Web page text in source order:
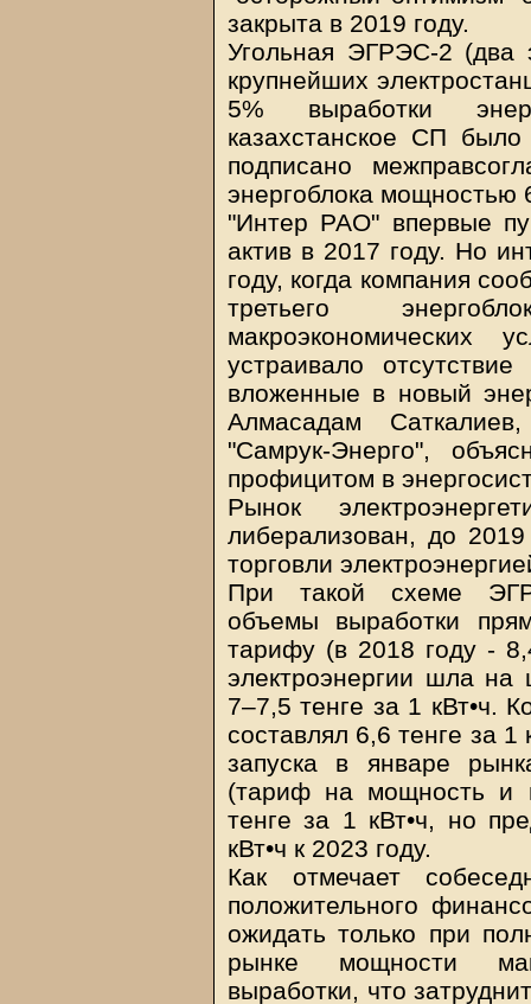
закрыта в 2019 году.
Угольная ЭГРЭС-2 (два
крупнейших
5% выработки
казахстанское СП
подписано
энергоблока мощностью
"Интер РАО" впервые
актив в 2017 году. Но
году, когда компания
третьего
устраивало
вложенные в новый
Алмасадам
"Самрук-Энерго",
профицитом в
Рынок
либерализован, до
торговли
При такой схеме
объемы выработки
тарифу (в 2018 году -
электроэнергии шла на
7–7,5 тенге за 1 кВт•ч.
составлял 6,6 тенге за 1
запуска в январе
(тариф на мощность и
тенге за 1 кВт•ч, но
кВт•ч к 2023 году.
Как отмечает
положительного
ожидать только при
рынке мощности
выработки, что